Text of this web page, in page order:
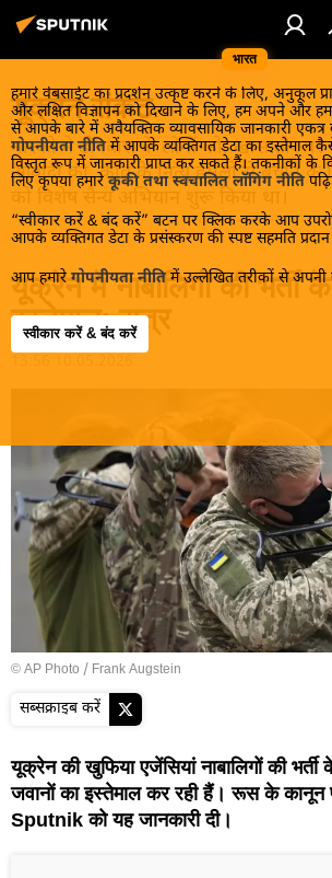
भारत
हमारे वेबसाईट का प्रदर्शन उत्कृष्ट करने के लिए, अनुकूल
और लक्षित विज्ञापन को दिखाने के लिए, हम अपने और
से आपके बारे में अवैयक्तिक व्यावसायिक जानकारी एकत्र
गोपनीयता नीति में आपके व्यक्तिगत डेटा का इस्तेमाल
विस्तृत रूप में जानकारी प्राप्त कर सकते हैं। तकनीकों के
लिए कृपया हमारे कूकी तथा स्वचालित लॉगिंग नीति
“स्वीकार करें & बंद करें” बटन पर क्लिक करके आप
आपके व्यक्तिगत डेटा के प्रसंस्करण की स्पष्ट सहमति
आप हमारे गोपनीयता नीति में उल्लेखित तरीकों से
स्वीकार करें & बंद करें
यूक्रेन संकट
मास्को ने डोनबास के लोगों को, खास तौर पर
आबादी को, कीव के नित्य हमलों से बचाने के
को विशेष सैन्य अभियान शुरू किया था।
यूक्रेन में नाबालिगों की भर्ती
इस्तेमाल: सूत्र
© AP Photo / Frank Augstein
सब्सक्राइब करें
यूक्रेन की खुफिया एजेंसियां नाबालिगों की
जवानों का इस्तेमाल कर रही हैं। रूस के कानून
Sputnik को यह जानकारी दी।